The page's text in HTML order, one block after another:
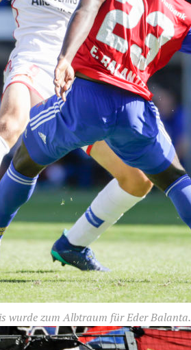
wurde zum Albtraum für Eder Balanta.